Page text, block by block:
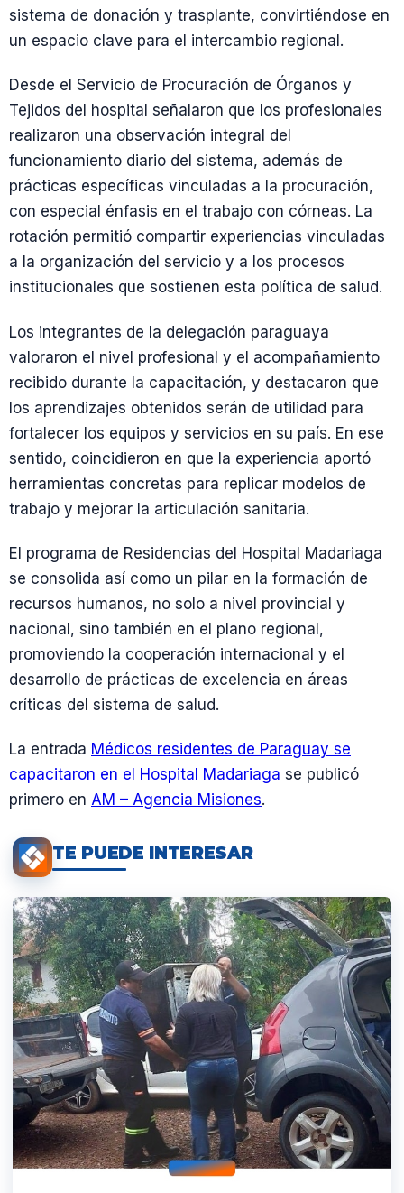
sistema de donación y trasplante, convirtiéndose en
un espacio clave para el intercambio regional.
Desde el Servicio de Procuración de Órganos y
Tejidos del hospital señalaron que los profesionales
realizaron una observación integral del
funcionamiento diario del sistema, además de
prácticas específicas vinculadas a la procuración,
con especial énfasis en el trabajo con córneas. La
rotación permitió compartir experiencias vinculadas
a la organización del servicio y a los procesos
institucionales que sostienen esta política de salud.
Los integrantes de la delegación paraguaya
valoraron el nivel profesional y el acompañamiento
recibido durante la capacitación, y destacaron que
los aprendizajes obtenidos serán de utilidad para
fortalecer los equipos y servicios en su país. En ese
sentido, coincidieron en que la experiencia aportó
herramientas concretas para replicar modelos de
trabajo y mejorar la articulación sanitaria.
El programa de Residencias del Hospital Madariaga
se consolida así como un pilar en la formación de
recursos humanos, no solo a nivel provincial y
nacional, sino también en el plano regional,
promoviendo la cooperación internacional y el
desarrollo de prácticas de excelencia en áreas
críticas del sistema de salud.
La entrada Médicos residentes de Paraguay se
capacitaron en el Hospital Madariaga se publicó
primero en AM – Agencia Misiones.
TE PUEDE INTERESAR